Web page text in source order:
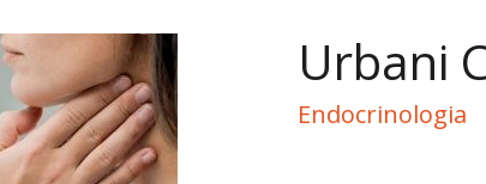
Urbani
Endocrinologia